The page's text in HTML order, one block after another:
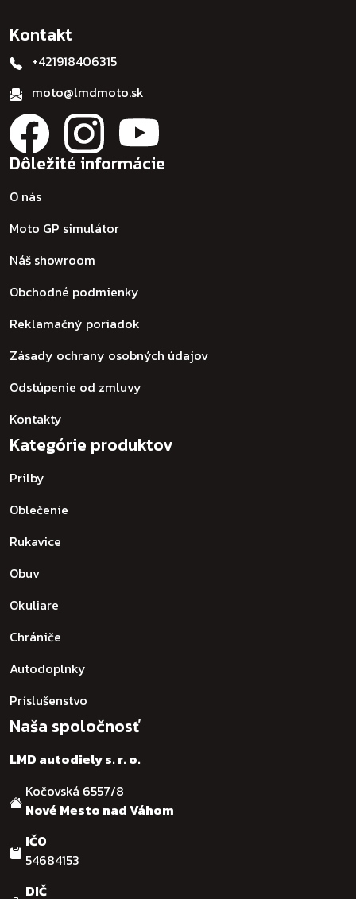
Kontakt
+421918406315
moto@lmdmoto.sk
Dôležité informácie
O nás
Moto GP simulátor
Náš showroom
Obchodné podmienky
Reklamačný poriadok
Zásady ochrany osobných údajov
Odstúpenie od zmluvy
Kontakty
Kategórie produktov
Prilby
Oblečenie
Rukavice
Obuv
Okuliare
Chrániče
Autodoplnky
Príslušenstvo
Naša spoločnosť
LMD autodiely s. r. o.
Kočovská 6557/8
Nové Mesto nad Váhom
IČO
54684153
DIČ